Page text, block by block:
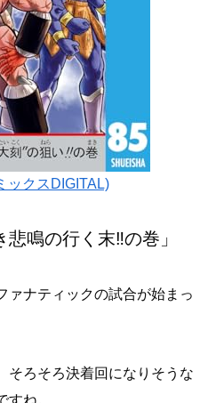
ックスDIGITAL)
悲鳴の行く末‼︎の巻」
ァナティックの試合が始まっ
そろそろ決着回になりそうな
すね。